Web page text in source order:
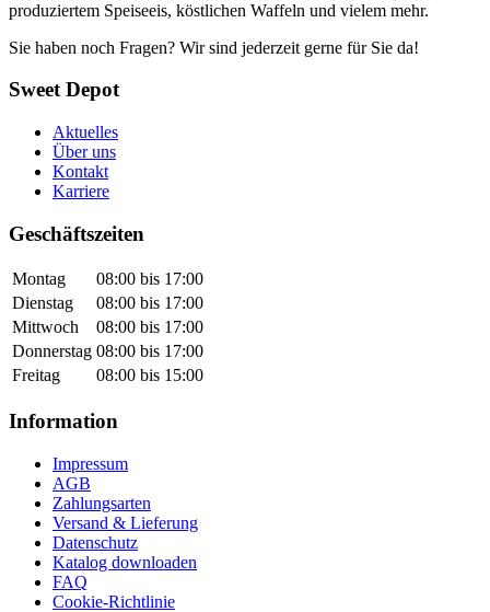
produziertem Speiseeis, köstlichen Waffeln und vielem mehr.
Sie haben noch Fragen? Wir sind jederzeit gerne für Sie da!
Sweet Depot
Aktuelles
Über uns
Kontakt
Karriere
Geschäftszeiten
Montag
08:00 bis 17:00
Dienstag
08:00 bis 17:00
Mittwoch
08:00 bis 17:00
Donnerstag 08:00 bis 17:00
Freitag
08:00 bis 15:00
Information
Impressum
AGB
Zahlungsarten
Versand & Lieferung
Datenschutz
Katalog downloaden
FAQ
Cookie-Richtlinie